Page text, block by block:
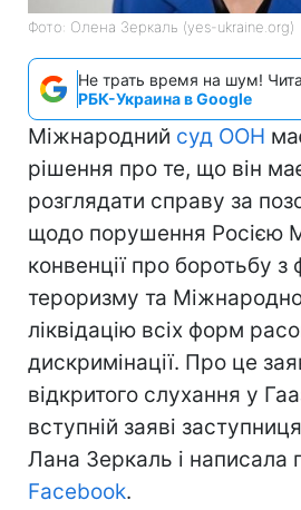
Фото: Олена Зеркаль (yes-ukraine.org)
Не трать время на шум!
РБК-Украина в Google
Міжнародний суд ООН
рішення про те, що він
розглядати справу за
щодо порушення Росією
конвенції про боротьбу з
тероризму та
ліквідацію всіх форм
дискримінації. Про це
відкритого слухання у
вступній заяві
Лана Зеркаль і написала
Facebook.